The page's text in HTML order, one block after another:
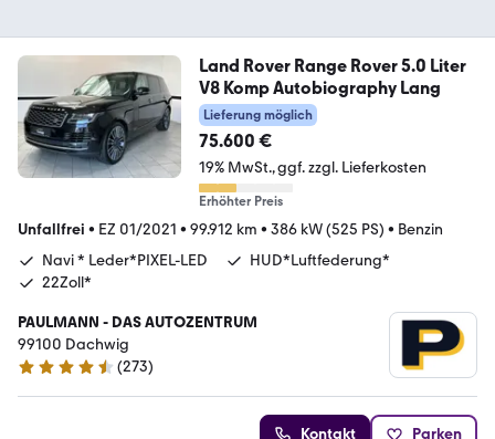
Land Rover Range Rover 5.0 Liter
V8 Komp Autobiography Lang
Lieferung möglich
75.600 €
19% MwSt. ggf. zzgl. Lieferkosten
Erhöhter Preis
Unfallfrei • EZ 01/2021 • 99.912 km • 386 kW (525 PS) • Benzin
Navi * Leder*PIXEL-LED
HUD*Luftfederung*
22Zoll*
PAULMANN - DAS AUTOZENTRUM
99100 Dachwig
4.5 Sterne
(273)
Kontakt Parken